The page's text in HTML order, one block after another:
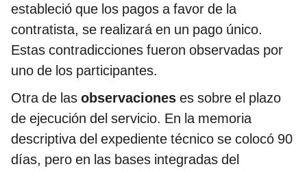
estableció que los pagos a favor de la
contratista, se realizará en un pago único.
Estas contradicciones fueron observadas por
uno de los participantes.
Otra de las observaciones es sobre el plazo
de ejecución del servicio. En la memoria
descriptiva del expediente técnico se colocó 90
días, pero en las bases integradas del